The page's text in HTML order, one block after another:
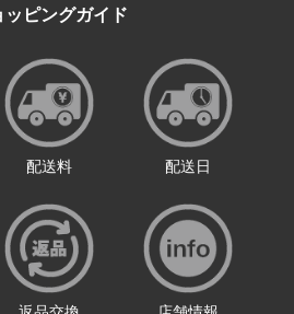
ッピングガイド
配送料 配送日